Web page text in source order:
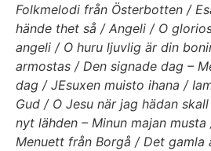
Folkmelodi från Österbotten /
hände thet så / Angeli / O
angeli / O huru ljuvlig är din
armostas / Den signade dag –
dag / JEsuxen muisto ihana /
Gud / O Jesu när jag hädan
nyt lähden – Minun majan
Menuett från Borgå / Det gamla